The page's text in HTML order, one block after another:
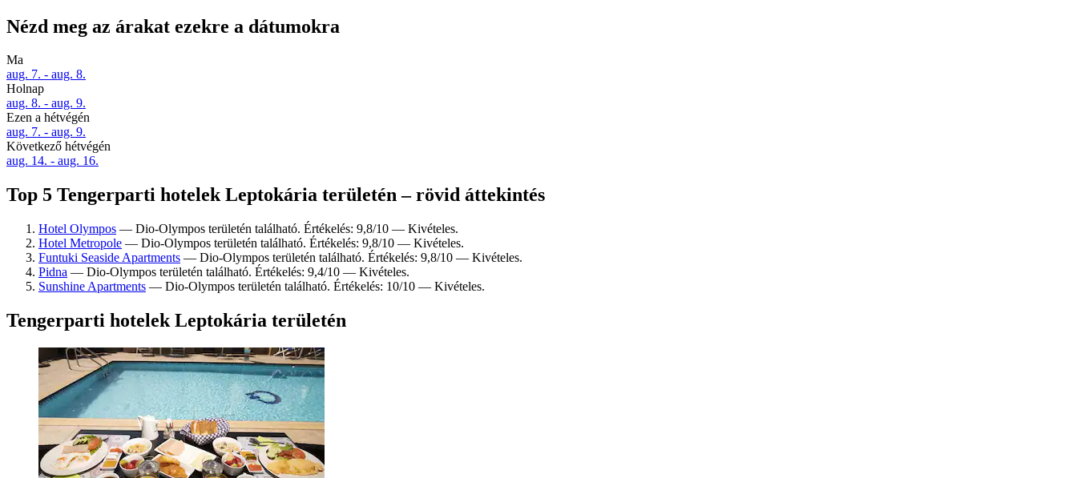
Nézd meg az árakat ezekre a dátumokra
Ma
aug. 7. - aug. 8.
Holnap
aug. 8. - aug. 9.
Ezen a hétvégén
aug. 7. - aug. 9.
Következő hétvégén
aug. 14. - aug. 16.
Top 5 Tengerparti hotelek Leptokária területén – rövid áttekintés
Hotel Olympos — Dio-Olympos területén található. Értékelés: 9,8/10 — Kivételes.
Hotel Metropole — Dio-Olympos területén található. Értékelés: 9,8/10 — Kivételes.
Funtuki Seaside Apartments — Dio-Olympos területén található. Értékelés: 9,8/10 — Kivételes.
Pidna — Dio-Olympos területén található. Értékelés: 9,4/10 — Kivételes.
Sunshine Apartments — Dio-Olympos területén található. Értékelés: 10/10 — Kivételes.
Tengerparti hotelek Leptokária területén